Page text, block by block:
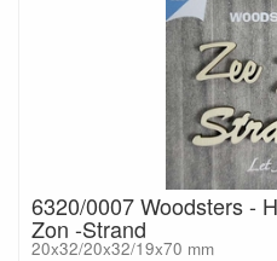
6320/0007 Woodsters -
Zon -Strand
20x32/20x32/19x70 mm